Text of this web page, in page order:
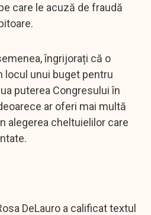
care le acuză de fraudă
îngrijorați că o
locul unui buget pentru
puterea Congresului în
ar oferi mai multă
alegerea cheltuielilor care
DeLauro a calificat textul